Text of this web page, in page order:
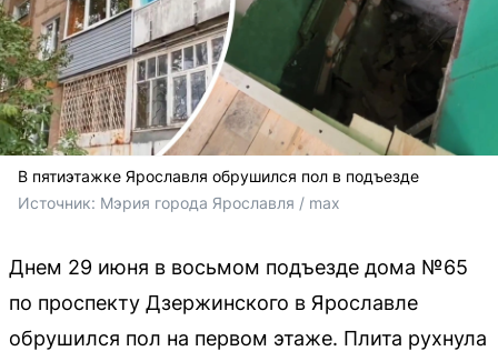
В пятиэтажке Ярославля обрушился пол в подъезде
Источник: Мэрия города Ярославля / max
Днем 29 июня в восьмом подъезде дома №65
по проспекту Дзержинского в Ярославле
обрушился пол на первом этаже. Плита рухнула